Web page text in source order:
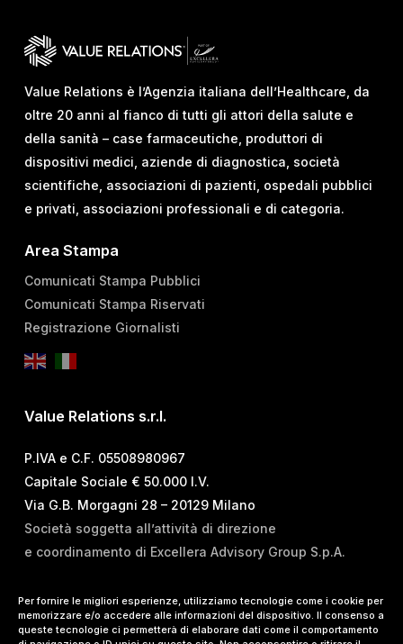
Per fornire le migliori esperienze, utilizziamo tecnologie come i cookie per
memorizzare e/o accedere alle informazioni del dispositivo. Il consenso a
queste tecnologie ci permetterà di elaborare dati come il comportamento
Value Relations è l’Agenzia italiana dell’Healthcare, da
oltre 20 anni al fianco di tutti gli attori della salute e
della sanità – case farmaceutiche, produttori di
dispositivi medici, aziende di diagnostica, società
scientifiche, associazioni di pazienti, ospedali pubblici
e privati, associazioni professionali e di categoria.
Area Stampa
Comunicati Stampa Pubblici
Comunicati Stampa Riservati
Registrazione Giornalisti
Value Relations s.r.l.
P.IVA e C.F. 05508980967
Capitale Sociale € 50.000 I.V.
Via G.B. Morgagni 28 – 20129 Milano
Società soggetta all’attività di direzione
e coordinamento di Excellera Advisory Group S.p.A.
T. +39 02 84 99 02 01
E.info@vrelations.it